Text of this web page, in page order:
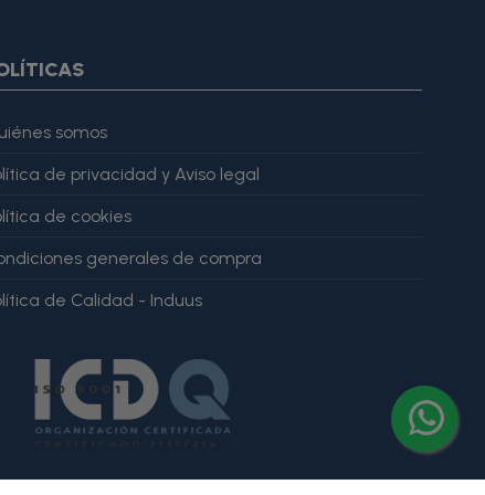
somos
de privacidad y Aviso legal
de cookies
generales de compra
de Calidad - Induus
4, "bestRating": 5 }, "reviewBody": "Este producto